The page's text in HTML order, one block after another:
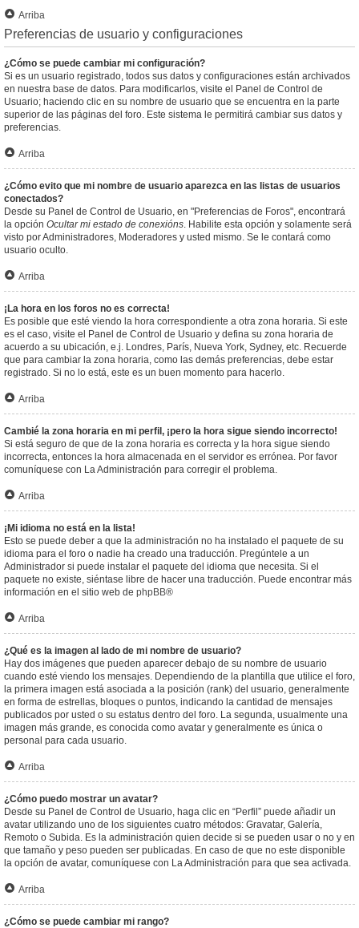
Arriba
Preferencias de usuario y configuraciones
¿Cómo se puede cambiar mi configuración?
Si es un usuario registrado, todos sus datos y configuraciones están archivados
en nuestra base de datos. Para modificarlos, visite el Panel de Control de
Usuario; haciendo clic en su nombre de usuario que se encuentra en la parte
superior de las páginas del foro. Este sistema le permitirá cambiar sus datos y
preferencias.
Arriba
¿Cómo evito que mi nombre de usuario aparezca en las listas de usuarios
conectados?
Desde su Panel de Control de Usuario, en "Preferencias de Foros", encontrará
la opción Ocultar mi estado de conexións. Habilite esta opción y solamente será
visto por Administradores, Moderadores y usted mismo. Se le contará como
usuario oculto.
Arriba
¡La hora en los foros no es correcta!
Es posible que esté viendo la hora correspondiente a otra zona horaria. Si este
es el caso, visite el Panel de Control de Usuario y defina su zona horaria de
acuerdo a su ubicación, e.j. Londres, París, Nueva York, Sydney, etc. Recuerde
que para cambiar la zona horaria, como las demás preferencias, debe estar
registrado. Si no lo está, este es un buen momento para hacerlo.
Arriba
Cambié la zona horaria en mi perfil, ¡pero la hora sigue siendo incorrecto!
Si está seguro de que de la zona horaria es correcta y la hora sigue siendo
incorrecta, entonces la hora almacenada en el servidor es errónea. Por favor
comuníquese con La Administración para corregir el problema.
Arriba
¡Mi idioma no está en la lista!
Esto se puede deber a que la administración no ha instalado el paquete de su
idioma para el foro o nadie ha creado una traducción. Pregúntele a un
Administrador si puede instalar el paquete del idioma que necesita. Si el
paquete no existe, siéntase libre de hacer una traducción. Puede encontrar más
información en el sitio web de phpBB®
Arriba
¿Qué es la imagen al lado de mi nombre de usuario?
Hay dos imágenes que pueden aparecer debajo de su nombre de usuario
cuando esté viendo los mensajes. Dependiendo de la plantilla que utilice el foro,
la primera imagen está asociada a la posición (rank) del usuario, generalmente
en forma de estrellas, bloques o puntos, indicando la cantidad de mensajes
publicados por usted o su estatus dentro del foro. La segunda, usualmente una
imagen más grande, es conocida como avatar y generalmente es única o
personal para cada usuario.
Arriba
¿Cómo puedo mostrar un avatar?
Desde su Panel de Control de Usuario, haga clic en “Perfil” puede añadir un
avatar utilizando uno de los siguientes cuatro métodos: Gravatar, Galería,
Remoto o Subida. Es la administración quien decide si se pueden usar o no y en
que tamaño y peso pueden ser publicadas. En caso de que no este disponible
la opción de avatar, comuníquese con La Administración para que sea activada.
Arriba
¿Cómo se puede cambiar mi rango?